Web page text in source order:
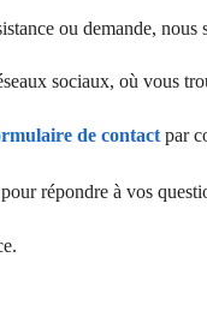
ou demande,
sociaux, où vous
de contact par
répondre à vos